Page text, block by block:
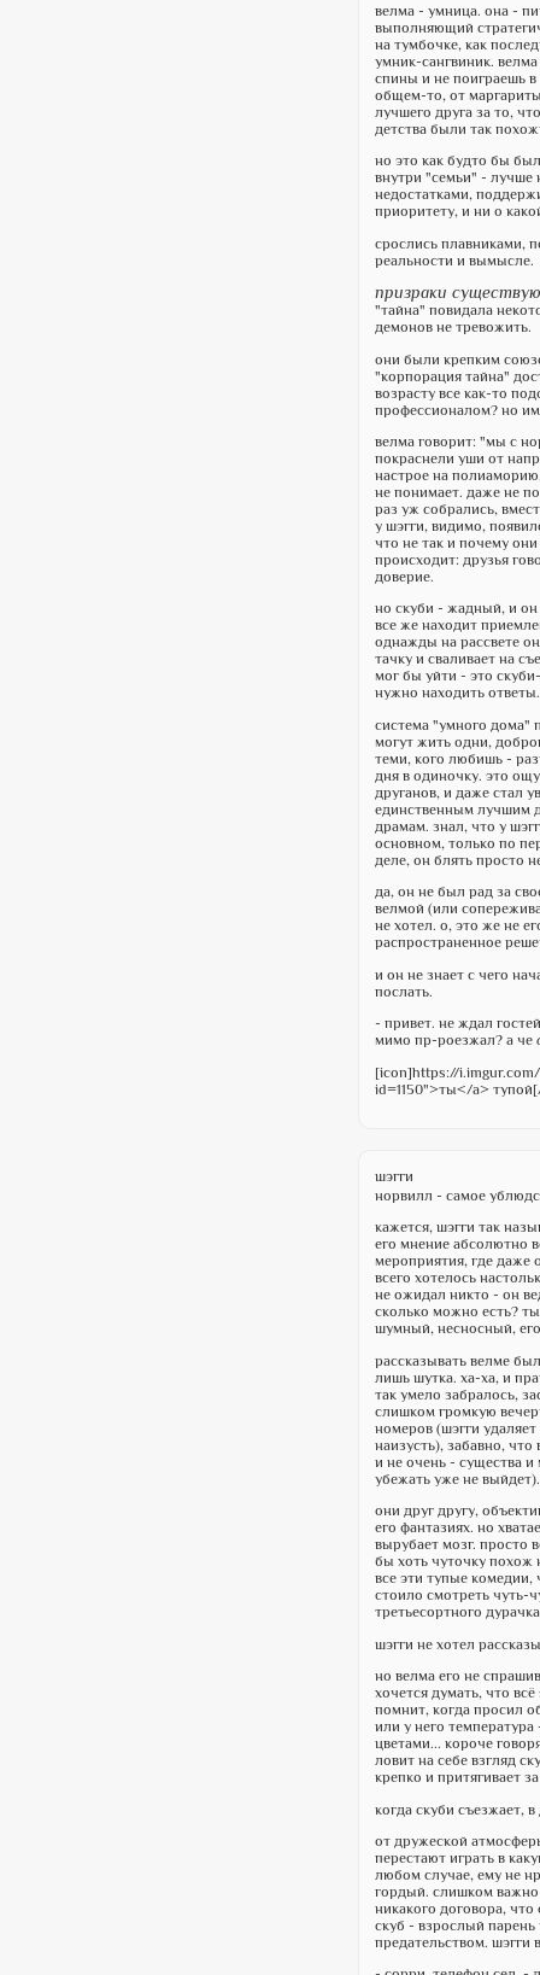
велма - умница. она -
выполняющий
на тумбочке, как
умник-сангвиник.
спины и не поиграешь
общем-то, от
лучшего друга за то,
детства были так
но это как будто бы
внутри "семьи" - лучше
недостатками,
приоритету, и ни о
срослись плавниками,
реальности и вымысле.
призраки
"тайна" повидала
демонов не тревожить.
они были крепким
"корпорация тайна"
возрасту все как-то
профессионалом? но
велма говорит: "мы с
покраснели уши от
настрое на
не понимает. даже не
раз уж собрались,
у шэгги, видимо,
что не так и почему
происходит: друзья
доверие.
но скуби - жадный, и
все же находит
однажды на рассвете
тачку и сваливает на
мог бы уйти - это
нужно находить ответы.
система "умного дома"
могут жить одни,
теми, кого любишь -
дня в одиночку. это
друганов, и даже стал
единственным лучшим
драмам. знал, что у
основном, только по
деле, он блять просто
да, он не был рад за
велмой (или
не хотел. о, это же не
распространенное
и он не знает с чего
послать.
- привет. не ждал
мимо пр-роезжал? а че
[icon]https://
id=1150">ты</a>
шэгги
норвилл - самое
кажется, шэгги так
его мнение абсолютно
мероприятия, где даже
всего хотелось
не ожидал никто - он
сколько можно есть?
шумный, несносный,
рассказывать велме
лишь шутка. ха-ха, и
так умело забралось,
слишком громкую
номеров (шэгги
наизусть), забавно,
и не очень - существа и
убежать уже не выйдет).
они друг другу,
его фантазиях. но
вырубает мозг. просто
бы хоть чуточку похож
все эти тупые комедии,
стоило смотреть чуть-
третьесортного
шэгги не хотел
но велма его не
хочется думать, что
помнит, когда просил
или у него
цветами... короче
ловит на себе взгляд
крепко и притягивает
когда скуби съезжает,
от дружеской
перестают играть в
любом случае, ему не
гордый. слишком важно
никакого договора,
скуб - взрослый парень
предательством. шэгги